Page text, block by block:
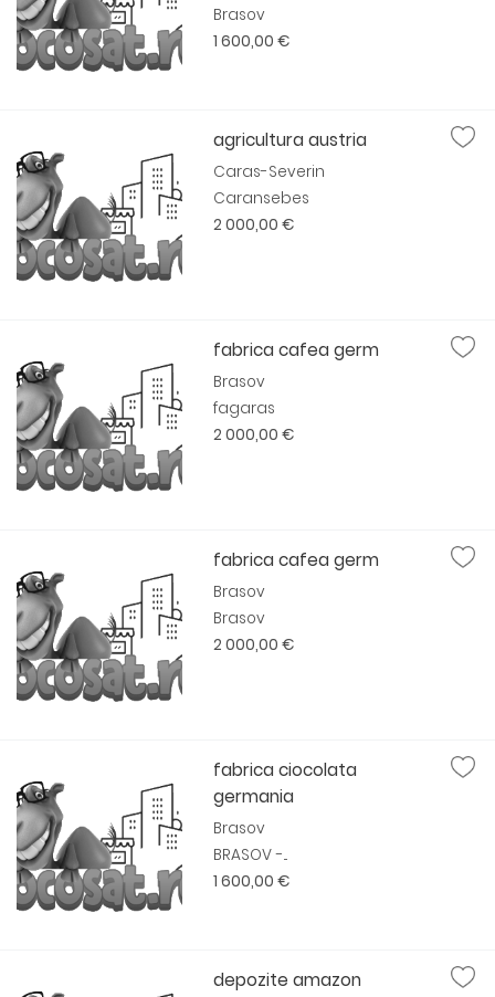
Brasov
1 600,00 €
agricultura austria
Caras-Severin
Caransebes
2 000,00 €
fabrica cafea germ
Brasov
fagaras
2 000,00 €
fabrica cafea germ
Brasov
Brasov
2 000,00 €
fabrica ciocolata
germania
Brasov
BRASOV -...
1 600,00 €
depozite amazon